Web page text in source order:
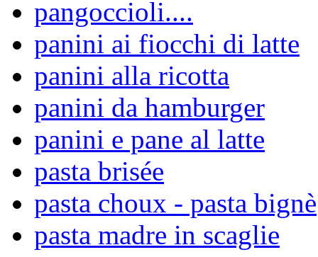
pangoccioli....
panini ai fiocchi di latte
panini alla ricotta
panini da hamburger
panini e pane al latte
pasta brisée
pasta choux - pasta bignè
pasta madre in scaglie